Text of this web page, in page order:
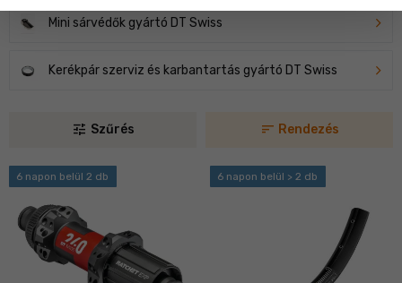
Mini sárvédők gyártó DT Swiss
Kerékpár szerviz és karbantartás gyártó DT Swiss
tune Szűrés sort Rendezés
6 napon belül 2 db 6 napon belül > 2 db